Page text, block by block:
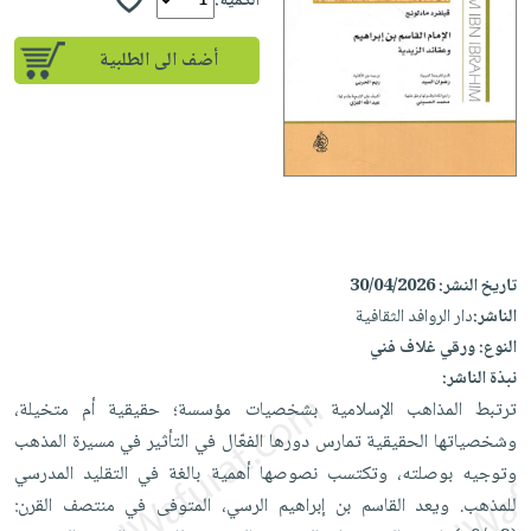
إختياراتنا
كتب
أكاديمية
صندوق
iKitab
بلا
حدود
يتكرر
iKitab
على
Android
تحميل
iKitab
على
Apple
أسئلة
يتكرر
طرحها
تحميل
على
masmu3
على
Apple
المواضيع
الأكثر
مبيعاً
تعليمية
جوائز
تعليمية
الصحة
والعناية
جديد
أجهزة
العناية
الشخصية
العناية
وتصفيف
الشعر
العناية
بالجسم
المطبخ
والسفرة
الكل
أواني
الطهي
متجر
الهدايا
أقسام
أضف الى الطلبية
تاريخ النشر:30/04/2026
الناشر:دار الروافد الثقافية
النوع:ورقي غلاف فني
نبذة الناشر:
ترتبط المذاهب الإسلامية بشخصيات مؤسسة؛ حقيقية أم متخيلة،
وشخصياتها الحقيقية تمارس دورها الفعّال في التأثير في مسيرة المذهب
وتوجيه بوصلته، وتكتسب نصوصها أهمية بالغة في التقليد المدرسي
للمذهب. ويعد القاسم بن إبراهيم الرسي، المتوفى في منتصف القرن: